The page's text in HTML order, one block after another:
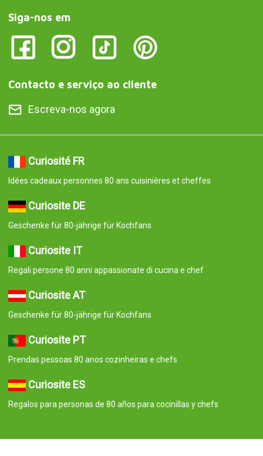
Siga-nos em
Contacto e serviço ao cliente
Escreva-nos agora
Curiosité FR
Idées cadeaux personnes 80 ans cuisinières et cheffes
Curiosite DE
Geschenke für 80-jährige für Kochfans
Curiosite IT
Regali persone 80 anni appassionate di cucina e chef
Curiosite AT
Geschenke für 80-jährige für Kochfans
Curiosite PT
Prendas pessoas 80 anos cozinheiras e chefs
Curiosite ES
Regalos para personas de 80 años para cocinillas y chefs